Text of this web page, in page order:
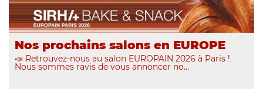
Nos prochains salons en EUROPE
📣 Retrouvez-nous au salon EUROPAIN 2026 à Paris !
Nous sommes ravis de vous annoncer no...